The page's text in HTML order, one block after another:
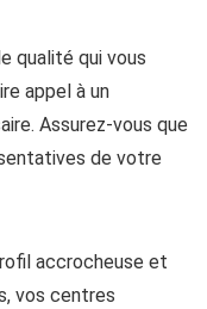
qualité qui vous
appel à un
Assurez-vous que
de votre
accrocheuse et
vos centres